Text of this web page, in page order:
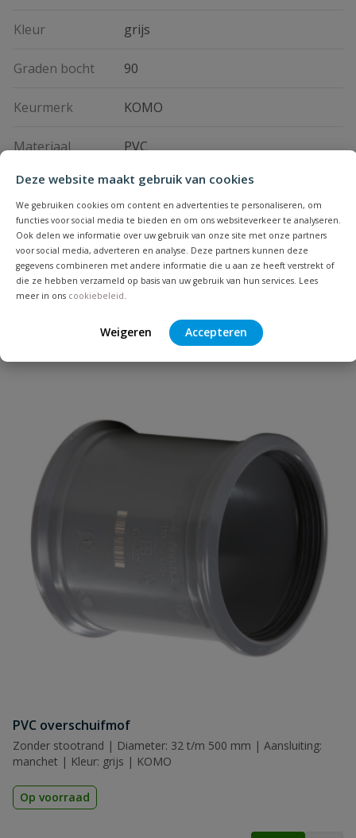
Deze website maakt gebruik van cookies
We gebruiken cookies om content en advertenties te personaliseren, om
functies voor social media te bieden en om ons websiteverkeer te analyseren.
Ook delen we informatie over uw gebruik van onze site met onze partners
voor social media, adverteren en analyse. Deze partners kunnen deze
gegevens combineren met andere informatie die u aan ze heeft verstrekt of
die ze hebben verzameld op basis van uw gebruik van hun services. Lees
meer in ons cookiebeleid
Weigeren Accepteren
Kleur grijs
Graden bocht 90
Keurmerk KOMO
Materiaal PVC
Vraag en antwoord
Geen vragen
Heb je zelf ook een vraag over
Beoordelingen
Schrijf zelf een beoordeling
PVC T-stuk 90° 3x manchet
Naam
Samenvatting
Beoordeling
Beoordeling versturen
PVC overschuifmof
Zonder stootrand | Diameter: 32 t/m 500 mm | Aansluiting:
manchet | Kleur: grijs | KOMO
Op voorraad